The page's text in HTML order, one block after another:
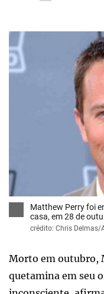
Matthew Perry foi
casa, em 28 de
crédito: Chris Delmas/
Morto em outubro,
quetamina em seu